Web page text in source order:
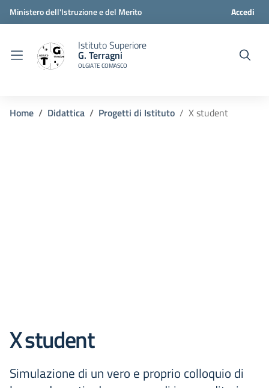
Ministero dell'Istruzione e del Merito Accedi
Istituto Superiore
G. Terragni
OLGIATE COMASCO
Home Didattica Progetti di Istituto X student
X student
Simulazione di un vero e proprio colloquio di